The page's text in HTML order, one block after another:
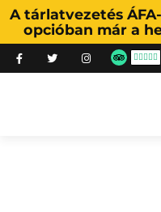
A tárlatvezetés
opcióban már a